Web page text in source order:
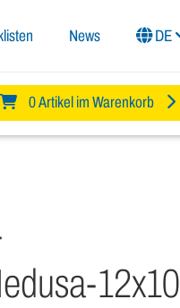
News DE
0 Artikel im Warenkorb
12x10